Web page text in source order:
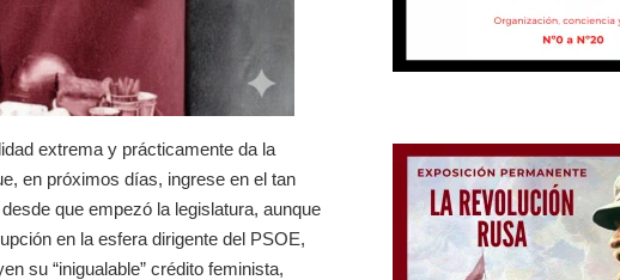
extrema y prácticamente da la
en próximos días, ingrese en el tan
que empezó la legislatura, aunque
en la esfera dirigente del PSOE,
su “inigualable” crédito feminista,